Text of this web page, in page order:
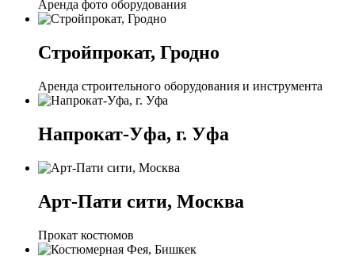
Аренда фото оборудования
Стройпрокат, Гродно
Аренда строительного оборудования и инструмента
Напрокат-Уфа, г. Уфа
Арт-Пати сити, Москва
Прокат костюмов